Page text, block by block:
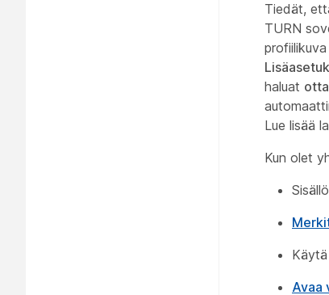
Tiedät,
TURN
haluat
Lue lisää
Kun olet
Avaa